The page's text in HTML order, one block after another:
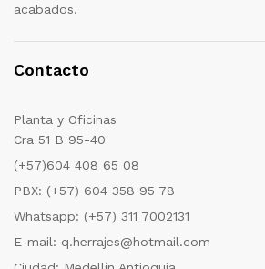
acabados.
Contacto
Planta y Oficinas
Cra 51 B 95-40
(+57)604 408 65 08
PBX: (+57) 604 358 95 78
Whatsapp: (+57) 311 7002131
E-mail: q.herrajes@hotmail.com